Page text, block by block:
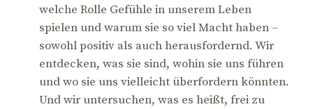
welche Rolle Gefühle in unserem Leben
spielen und warum sie so viel Macht haben –
sowohl positiv als auch herausfordernd. Wir
entdecken, was sie sind, wohin sie uns führen
und wo sie uns vielleicht überfordern könnten.
Und wir untersuchen, was es heißt, frei zu